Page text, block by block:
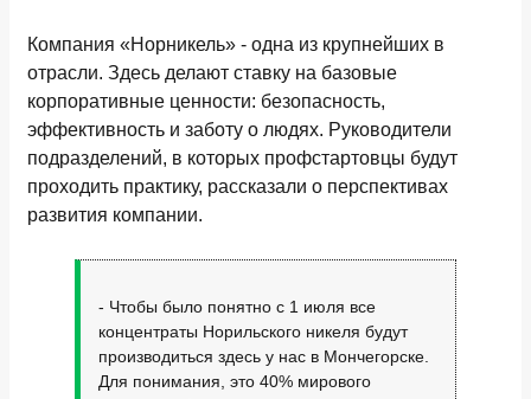
Компания «Норникель» - одна из крупнейших в
отрасли. Здесь делают ставку на базовые
корпоративные ценности: безопасность,
эффективность и заботу о людях. Руководители
подразделений, в которых профстартовцы будут
проходить практику, рассказали о перспективах
развития компании.
- Чтобы было понятно с 1 июля все
концентраты Норильского никеля будут
производиться здесь у нас в Мончегорске.
Для понимания, это 40% мирового